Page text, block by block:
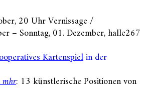
20 Uhr Vernissage /
– Sonntag, 01. Dezember, halle267
Kartenspielin der
: 13 künstlerische Positionen von